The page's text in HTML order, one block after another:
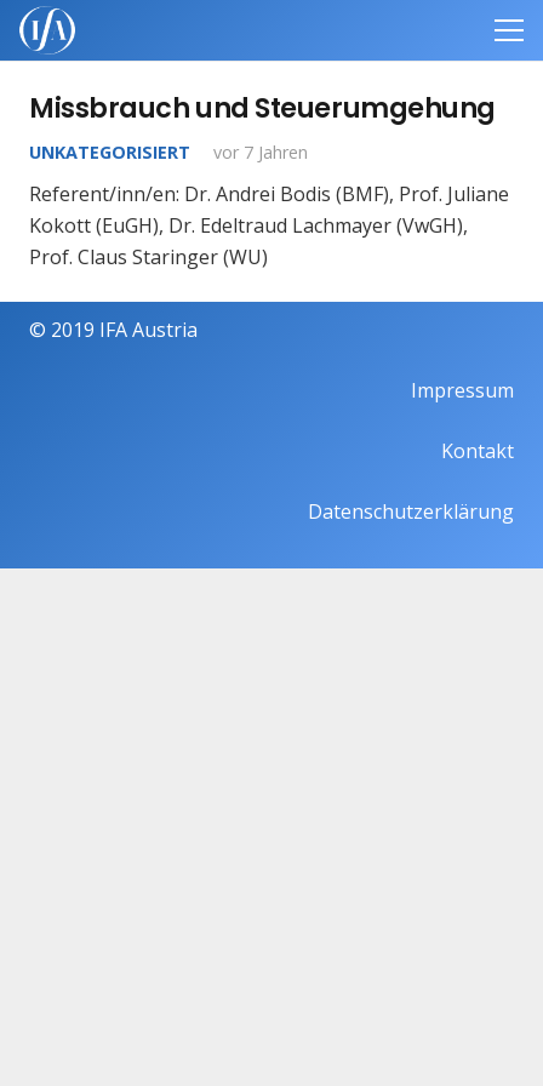
Missbrauch und Steuerumgehung
UNKATEGORISIERT vor 7 Jahren
Referent/inn/en: Dr. Andrei Bodis (BMF), Prof. Juliane
Kokott (EuGH), Dr. Edeltraud Lachmayer (VwGH),
Prof. Claus Staringer (WU)
© 2019 IFA Austria
Impressum
Kontakt
Datenschutzerklärung